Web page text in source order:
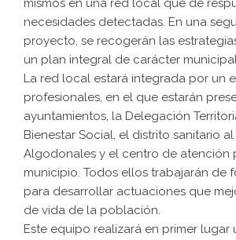
mismos en una red local que dé
necesidades detectadas. En una
proyecto, se recogerán las
un plan integral de carácter
La red local estará integrada por un
profesionales, en el que estarán
ayuntamientos, la Delegación
Bienestar Social, el distrito sanitario
Algodonales y el centro de atención
municipio. Todos ellos trabajarán de
para desarrollar actuaciones que
de vida de la población.
Este equipo realizará en primer lugar